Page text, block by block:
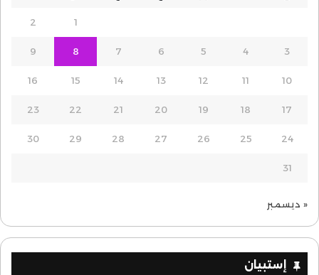
1
2
3
4
5
6
7
8
9
10
11
12
13
14
15
16
17
18
19
20
21
22
23
24
25
26
27
28
29
30
31
« ديسمبر
إستبيان